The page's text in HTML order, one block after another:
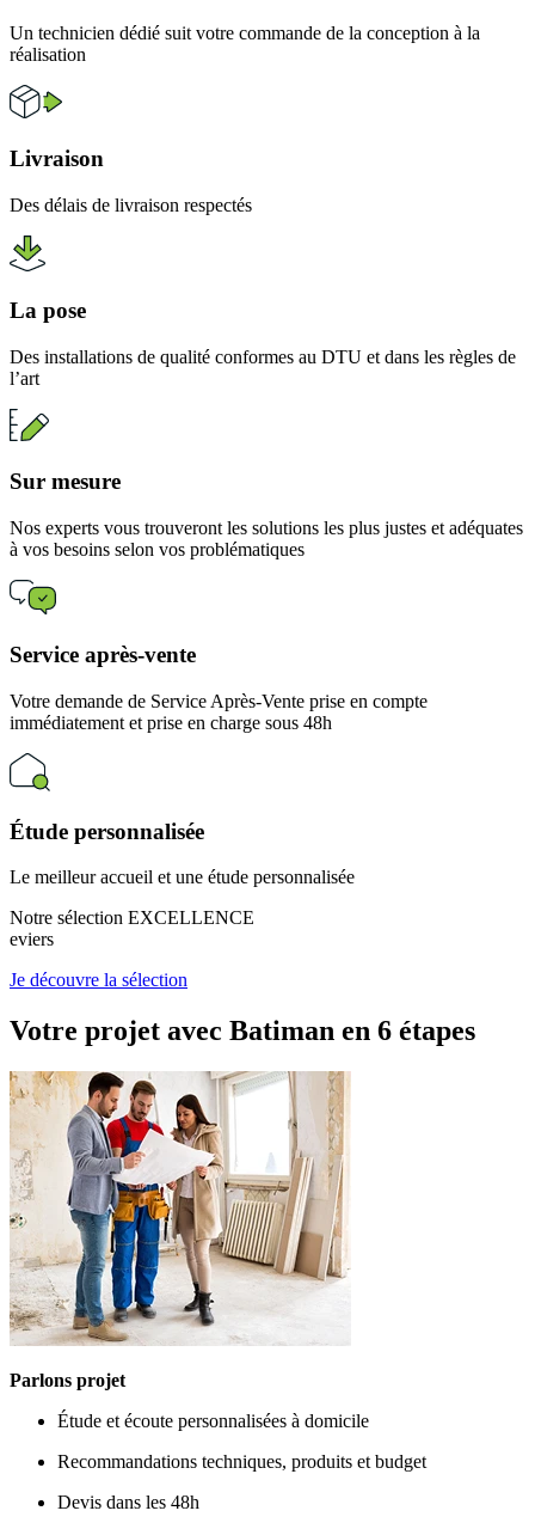
Un technicien dédié suit votre commande de la conception à la
réalisation
Livraison
Des délais de livraison respectés
La pose
Des installations de qualité conformes au DTU et dans les règles de
l’art
Sur mesure
Nos experts vous trouveront les solutions les plus justes et adéquates
à vos besoins selon vos problématiques
Service après-vente
Votre demande de Service Après-Vente prise en compte
immédiatement et prise en charge sous 48h
Étude personnalisée
Le meilleur accueil et une étude personnalisée
Notre sélection EXCELLENCE
eviers
Je découvre la sélection
Votre projet avec Batiman en 6 étapes
Parlons projet
Étude et écoute personnalisées à domicile
Recommandations techniques, produits et budget
Devis dans les 48h